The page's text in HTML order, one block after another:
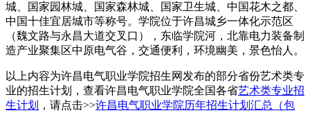
城、国家园林城、国家森林城、国家卫生城、中国花木之都、
中国十佳宜居城市等称号。学院位于许昌城乡一体化示范区
（魏文路与永昌大道交叉口），东临学院河，北靠电力装备制
造产业聚集区中原电气谷，交通便利，环境幽美，景色怡人。
以上内容为许昌电气职业学院招生网发布的部分省份艺术类专
业的招生计划，查看许昌电气职业学院全国各省艺术类专业招
生计划
，请点击>>许昌电气职业学院历年招生计划汇总（包